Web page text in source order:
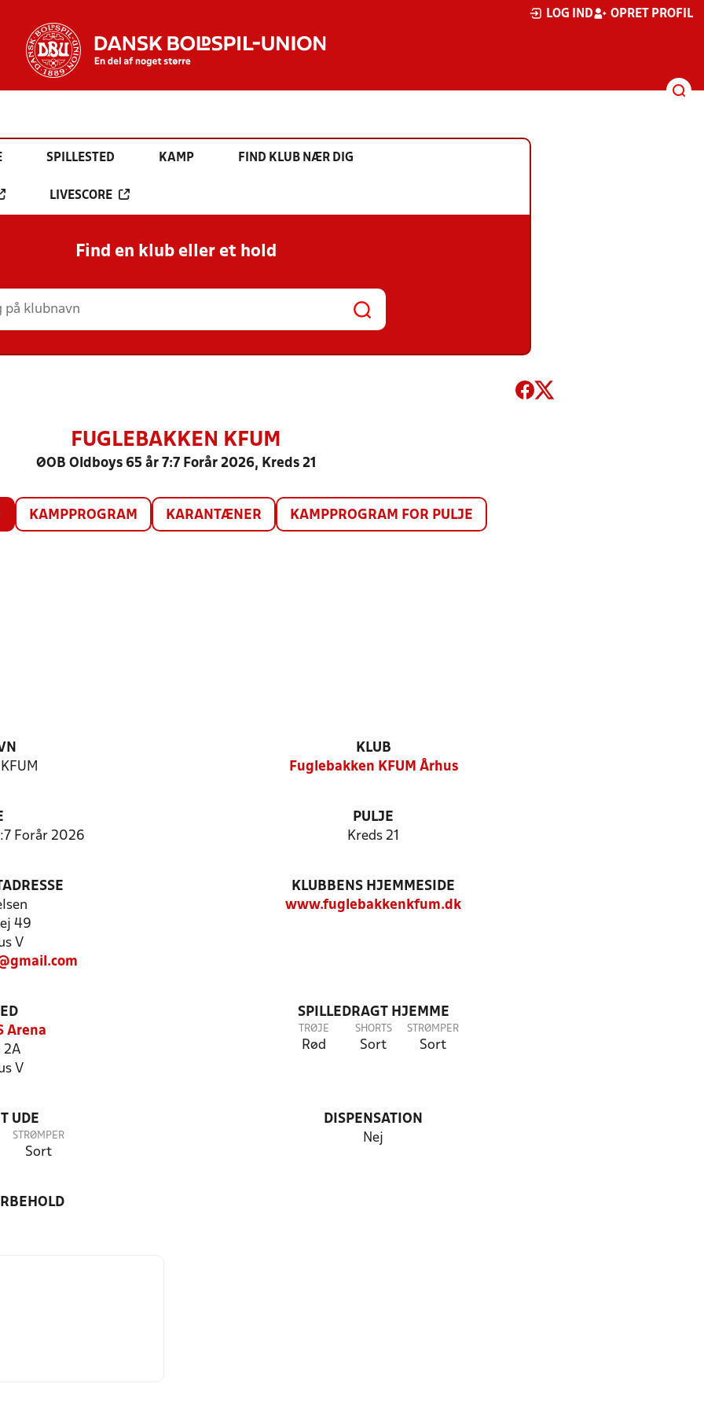
LOG IND OPRET PROFIL
SPILLESTED KAMP FIND KLUB NÆR DIG
LIVESCORE
Find en klub eller et hold
FUGLEBAKKEN KFUM
ØOB Oldboys 65 år 7:7 Forår 2026, Kreds 21
KAMPPROGRAM KARANTÆNER KAMPPROGRAM FOR PULJE
KLUB
Fuglebakken KFUM Århus
Forår 2026
PULJE
Kreds 21
49
V
KLUBBENS HJEMMESIDE
www.fuglebakkenkfum.dk
Arena
2A
V
SPILLEDRAGT HJEMME
TRØJE
Rød
SHORTS
Sort
STRØMPER
Sort
UDE
STRØMPER
Sort
DISPENSATION
Nej